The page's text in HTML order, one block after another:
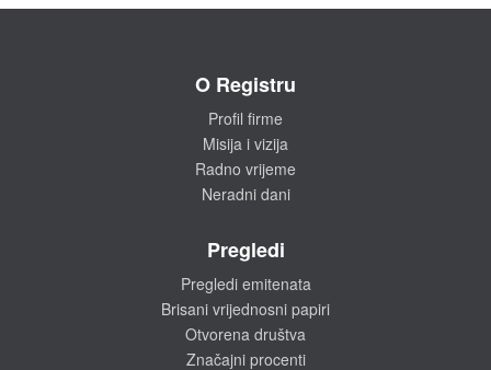
O Registru
Profil firme
Misija i vizija
Radno vrijeme
Neradni dani
Pregledi
Pregledi emitenata
Brisani vrijednosni papiri
Otvorena društva
Značajni procenti